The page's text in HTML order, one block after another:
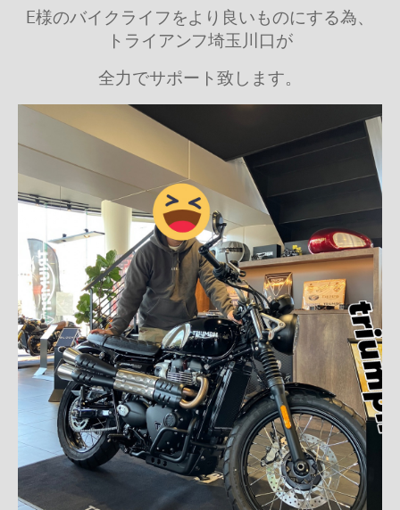
E様のバイクライフをより良いものにする為、
トライアンフ埼玉川口が
全力でサポート致します。